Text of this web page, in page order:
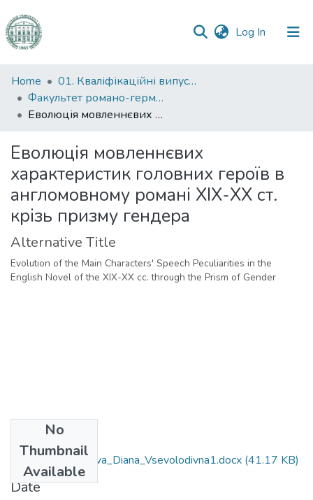
Log In (current)
Communities
&
Collections
Statistics
Home
01. Кваліфікаційні випускні роботи здобувачів вищої освіти
Факультет романо-германської філології
Еволюція мовленнєвих характеристик головних героїв в англомовному романі ХІХ-ХХ ст. крізь призму гендера
Еволюція мовленнєвих
характеристик головних героїв в
англомовному романі ХІХ-ХХ ст.
крізь призму гендера
Alternative Title
Evolution of the Main Characters' Speech Peculiarities in the
English Novel of the XIX-XX cc. through the Prism of Gender
No
Thumbnail
Available
035.04_Nikolayeva_Diana_Vsevolodivna1.docx (41.17 KB)
Date